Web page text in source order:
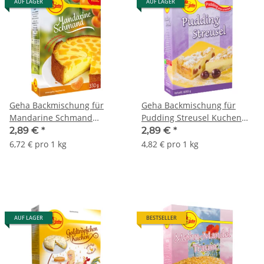
AUF LAGER
Geha Backmischung für
Mandarine Schmand
Kuchen 430g
2,89 € *
6,72 € pro 1 kg
AUF LAGER
Geha Backmischung für
Pudding Streusel Kuchen
600g
2,89 € *
4,82 € pro 1 kg
AUF LAGER BESTSELLER